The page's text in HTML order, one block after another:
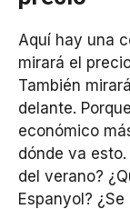
Aquí hay una
mirará el
También
delante.
económico
dónde va
del verano?
Espanyol?